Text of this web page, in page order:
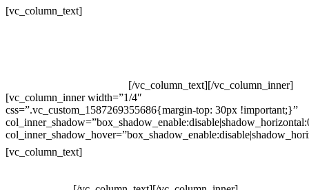
[vc_column_text]
[/vc_column_text][/vc_column_inner]
[vc_column_inner width=”1/4″
css=”.vc_custom_1587269355686{margin-top: 30px !important;}”
[vc_column_text]